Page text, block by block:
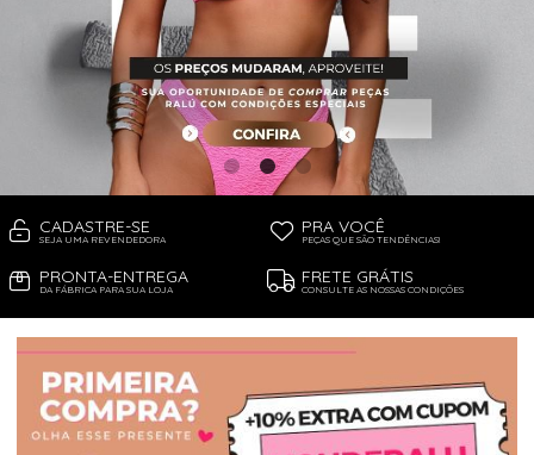
PIJAMA FEMININO
PIJAMA INFANTIL
PIJAMA MASCULINO
RASTEIRAS E PAPETES
ROUPÃO
SAÍDAS DE PRAIA
SANDÁLIAS
SHORTS E SAIAS
TÊNIS
TOP DE BIQUÍNI
TRICOTS
VESTIDOS
CADASTRE-SE
SEJA UMA REVENDEDORA
PRA VOCÊ
PEÇAS QUE SÃO TENDÊNCIAS!
PRONTA-ENTREGA
DA FÁBRICA PARA SUA LOJA
FRETE GRÁTIS
CONSULTE AS NOSSAS CONDIÇÕES